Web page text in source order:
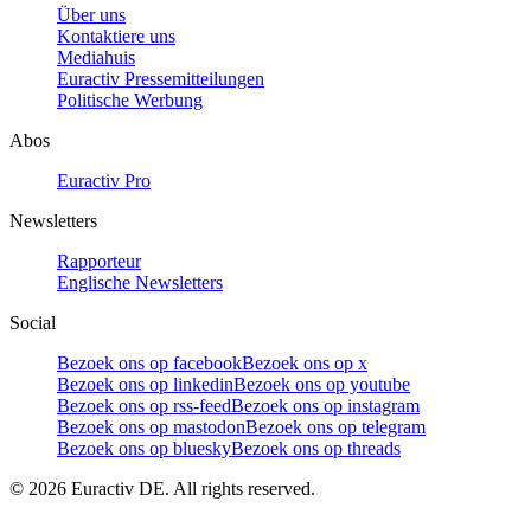
Über uns
Kontaktiere uns
Mediahuis
Euractiv Pressemitteilungen
Politische Werbung
Abos
Euractiv Pro
Newsletters
Rapporteur
Englische Newsletters
Social
Bezoek ons op facebookBezoek ons op x
Bezoek ons op linkedinBezoek ons op youtube
Bezoek ons op rss-feedBezoek ons op instagram
Bezoek ons op mastodonBezoek ons op telegram
Bezoek ons op blueskyBezoek ons op threads
© 2026 Euractiv DE. All rights reserved.